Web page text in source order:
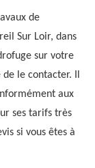
de
Sur Loir, dans
sur votre
le contacter. Il
aux
ses tarifs très
si vous êtes à